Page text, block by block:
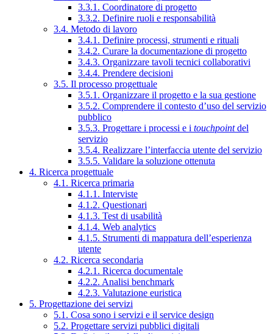
3.3.1. Coordinatore di progetto
3.3.2. Definire ruoli e responsabilità
3.4. Metodo di lavoro
3.4.1. Definire processi, strumenti e rituali
3.4.2. Curare la documentazione di progetto
3.4.3. Organizzare tavoli tecnici collaborativi
3.4.4. Prendere decisioni
3.5. Il processo progettuale
3.5.1. Organizzare il progetto e la sua gestione
3.5.2. Comprendere il contesto d’uso del servizio
pubblico
3.5.3. Progettare i processi e i touchpointdel
servizio
3.5.4. Realizzare l’interfaccia utente del servizio
3.5.5. Validare la soluzione ottenuta
4. Ricerca progettuale
4.1. Ricerca primaria
4.1.1. Interviste
4.1.2. Questionari
4.1.3. Test di usabilità
4.1.4. Web analytics
4.1.5. Strumenti di mappatura dell’esperienza
utente
4.2. Ricerca secondaria
4.2.1. Ricerca documentale
4.2.2. Analisi benchmark
4.2.3. Valutazione euristica
5. Progettazione dei servizi
5.1. Cosa sono i servizi e il service design
5.2. Progettare servizi pubblici digitali